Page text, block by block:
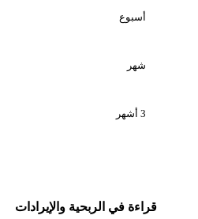
أسبوع
شهر
3 أشهر
قراءة في الربحية والإيرادات